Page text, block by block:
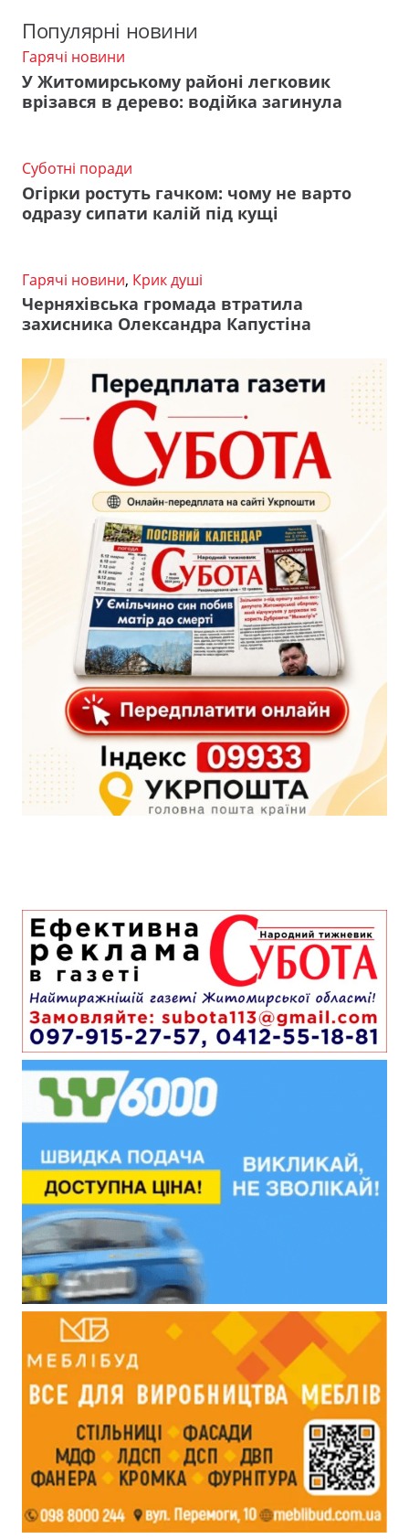
Популярні новини
Гарячі новини
У Житомирському районі легковик
врізався в дерево: водійка загинула
Суботні поради
Огірки ростуть гачком: чому не варто
одразу сипати калій під кущі
Гарячі новини, Крик душі
Черняхівська громада втратила
захисника Олександра Капустіна